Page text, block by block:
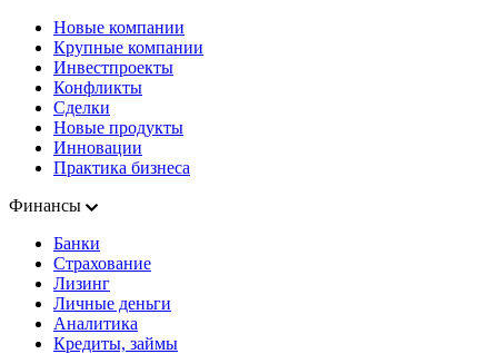
Новые компании
Крупные компании
Инвестпроекты
Конфликты
Сделки
Новые продукты
Инновации
Практика бизнеса
Финансы
Банки
Страхование
Лизинг
Личные деньги
Аналитика
Кредиты, займы